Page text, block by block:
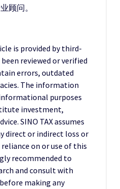
顾问。
is provided by third-
reviewed or verified
errors, outdated
The information
purposes
investment,
SINO TAX assumes
direct or indirect loss or
on or use of this
recommended to
and consult with
making any